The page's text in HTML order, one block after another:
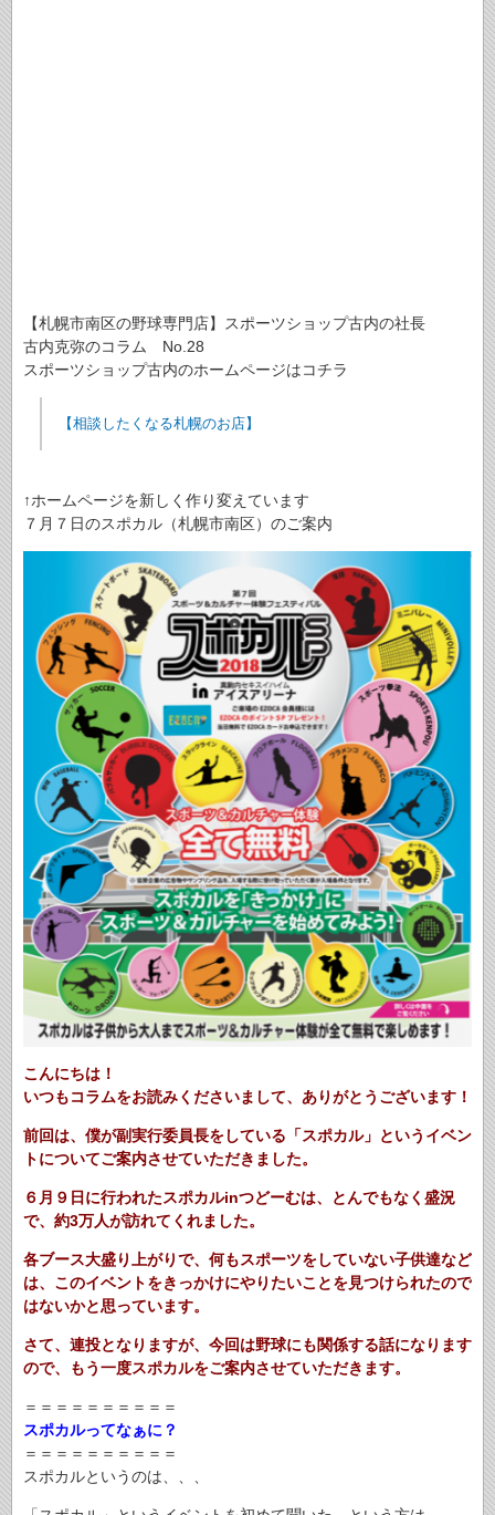
【札幌市南区の野球専門店】スポーツショップ古内の社長
古内克弥のコラム No.28
スポーツショップ古内のホームページはコチラ
【相談したくなる札幌のお店】
↑ホームページを新しく作り変えています
７月７日のスポカル（札幌市南区）のご案内
こんにちは！
いつもコラムをお読みくださいまして、ありがとうございます！
前回は、僕が副実行委員長をしている「スポカル」というイベン
トについてご案内させていただきました。
６月９日に行われたスポカルinつどーむは、とんでもなく盛況
で、約3万人が訪れてくれました。
各ブース大盛り上がりで、何もスポーツをしていない子供達など
は、このイベントをきっかけにやりたいことを見つけられたので
はないかと思っています。
さて、連投となりますが、今回は野球にも関係する話になります
ので、もう一度スポカルをご案内させていただきます。
＝＝＝＝＝＝＝＝＝＝
スポカルってなぁに？
＝＝＝＝＝＝＝＝＝＝
スポカルというのは、、、